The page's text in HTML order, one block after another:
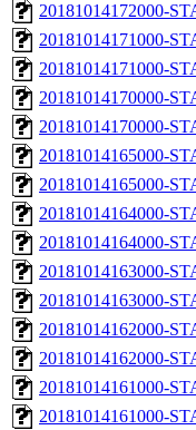
20181014172000-
20181014171000-
20181014171000-
20181014170000-
20181014170000-
20181014165000-
20181014165000-
20181014164000-
20181014164000-
20181014163000-
20181014163000-
20181014162000-
20181014162000-
20181014161000-
20181014161000-